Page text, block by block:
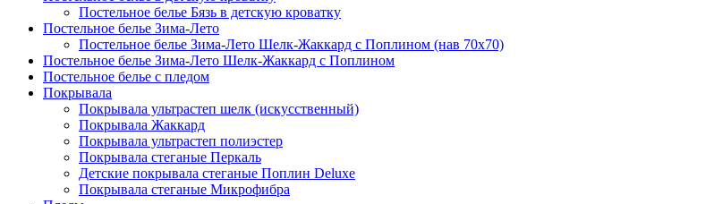
Постельное белье Бязь в детскую кроватку
Постельное белье Зима-Лето
Постельное белье Зима-Лето Шелк-Жаккард с Поплином (нав 70х70)
Постельное белье Зима-Лето Шелк-Жаккард с Поплином
Постельное белье с пледом
Покрывала
Покрывала ультрастеп шелк (искусственный)
Покрывала Жаккард
Покрывала ультрастеп полиэстер
Покрывала стеганые Перкаль
Детские покрывала стеганые Поплин Deluxe
Покрывала стеганые Микрофибра